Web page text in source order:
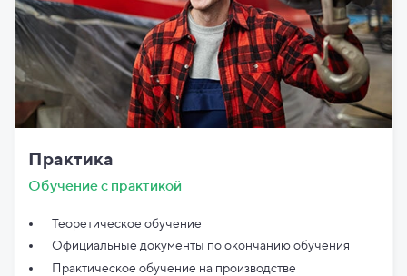
Практика
Обучение с практикой
Теоретическое обучение
Официальные документы поокончанию обучения
Практическое обучение на производстве